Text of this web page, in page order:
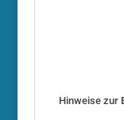
Hinweise zur